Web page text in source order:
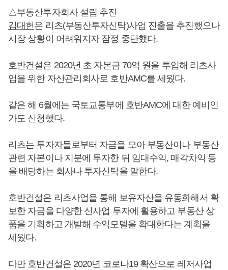
△부동산투자회사 설립 추진
김대헌은 리츠(부동산투자신탁)사업 진출을 추진했으나
시장 상황이 어려워지자 잠정 중단했다.
호반건설은 2020년 초 자본금 70억 원을 투입해 리츠사
업을 위한 자산관리회사로 호반AMC를 세웠다.
같은 해 6월에는 국토교통부에 호반AMC에 대한 예비인
가도 신청했다.
리츠는 투자자들로부터 자금을 모아 부동산이나 부동산
관련 자본이나 지분에 투자한 뒤 임대수익, 매각차익 등
을 배당하는 회사나 투자신탁을 말한다.
호반건설은 리츠사업을 통해 보유자산을 유동화해서 확
보한 자금을 다양한 신사업 투자에 활용하고 부동산 상
품을 기획하고 개발해 수익모델을 확대한다는 계획을
세웠다.
다만 호반건설은 2020년 코로나19 확산으로 레저사업